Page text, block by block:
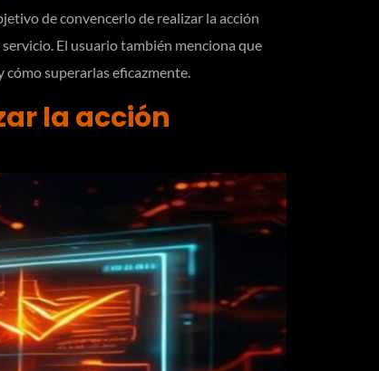
de convencerlo de realizar la acción
El usuario también menciona que
superarlas eficazmente.
la acción